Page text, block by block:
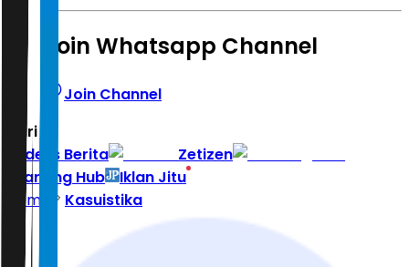
Join Whatsapp Channel
Join Channel
Hari ini
Indeks Berita
Zetizen
Learning Hub
Iklan Jitu
Home
Kasuistika